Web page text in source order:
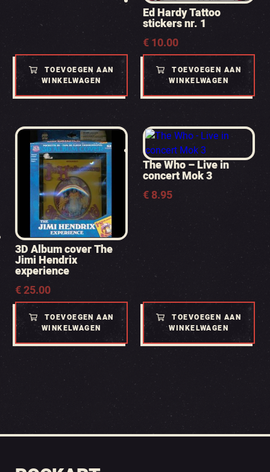
TOEVOEGEN AAN
WINKELWAGEN
Ed Hardy Tattoo
stickers nr. 1
€10.00
TOEVOEGEN AAN
WINKELWAGEN
3D Album cover The
Jimi Hendrix
experience
€25.00
TOEVOEGEN AAN
WINKELWAGEN
The Who – Live in
concert Mok 3
€8.95
TOEVOEGEN AAN
WINKELWAGEN